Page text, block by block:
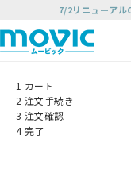
7/2リニューア
1 カート
2 注文手続き
3 注文確認
4 完了